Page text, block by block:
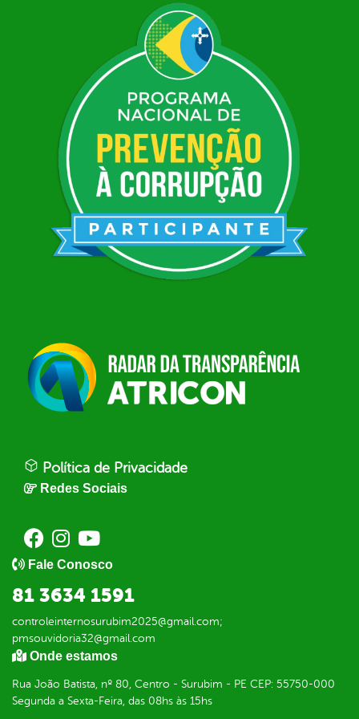
Política de Privacidade
Redes Sociais
Fale Conosco
81 3634 1591
controleinternosurubim2025@gmail.com;
pmsouvidoria32@gmail.com
Onde estamos
Rua João Batista, nº 80, Centro - Surubim - PE CEP: 55750-000
Segunda a Sexta-Feira, das 08hs às 15hs